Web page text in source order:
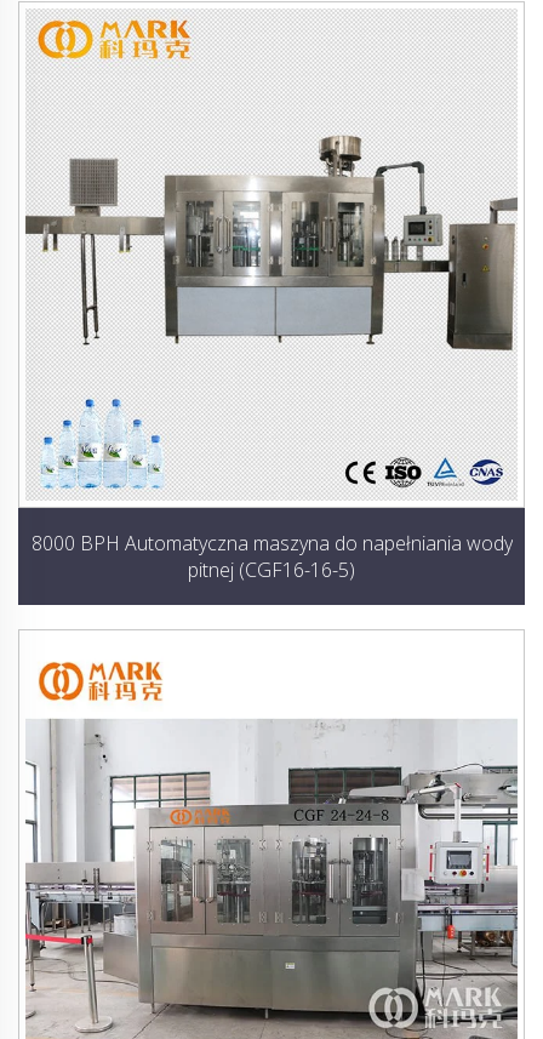
8000 BPH Automatyczna maszyna do napełniania wody
pitnej (CGF16-16-5)